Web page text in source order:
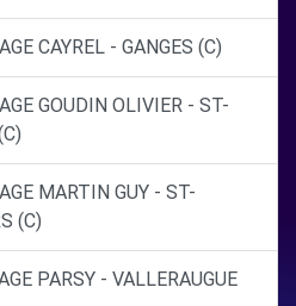
CAYREL - GANGES (C)
GOUDIN OLIVIER - ST-
MARTIN GUY - ST-
(C)
PARSY - VALLERAUGUE